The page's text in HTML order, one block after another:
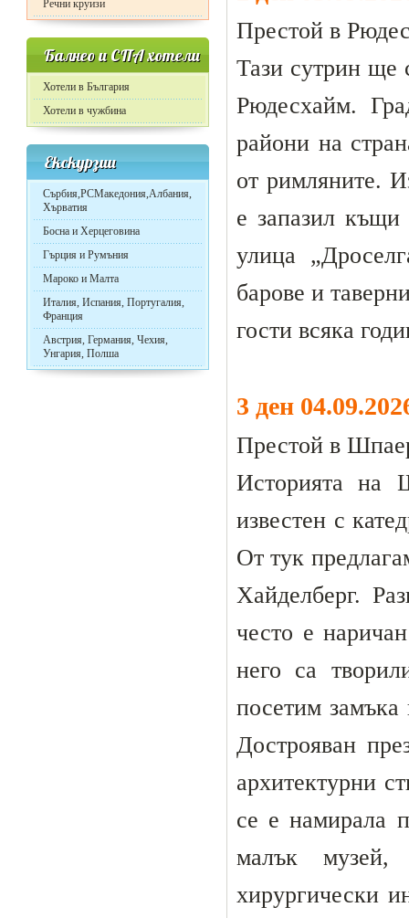
Речни круизи
Балнео и СПА хотели
Хотели в България
Хотели в чужбина
Екскурзии
Сърбия,РСМакедония,Албания,
Хърватия
Босна и Херцеговина
Гърция и Румъния
Мароко и Малта
Италия, Испания, Португалия,
Франция
Австрия, Германия, Чехия,
Унгария, Полша
Престой в
Тази сутрин ще
Рюдесхайм.
райони на
от римляните.
е запазил къщи
улица
барове и
гости всяка
3 ден
Престой в
Историята на
известен с
От тук
Хайделберг.
често е
него са
посетим замъка
Дострояван
архитектурни
се е намирала
малък музей,
хирургически